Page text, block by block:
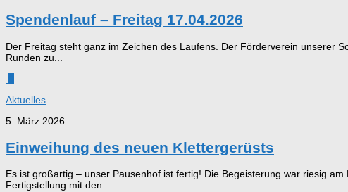
Spendenlauf – Freitag 17.04.2026
Der Freitag steht ganz im Zeichen des Laufens. Der Förderverein unserer
Runden zu...
Aktuelles
5. März 2026
Einweihung des neuen Klettergerüsts
Es ist großartig – unser Pausenhof ist fertig! Die Begeisterung war riesig
Fertigstellung mit den...